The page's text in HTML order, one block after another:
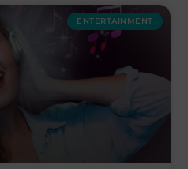
ENTERTAINMENT